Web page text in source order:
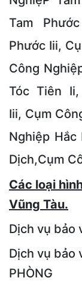
Tam
Phước Iii,
Công
Tóc Tiên
Iii, Cụm
Nghiệp Hắc
Dịch,Cụm
Các loại
Vũng Tàu.
Dịch vụ bảo
Dịch vụ bảo
PHÒNG